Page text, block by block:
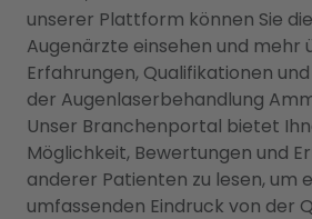
unserer Plattform können Sie
Augenärzte einsehen und mehr
Erfahrungen, Qualifikationen
der Augenlaserbehandlung
Unser Branchenportal bietet
Möglichkeit, Bewertungen und
anderer Patienten zu lesen, um
umfassenden Eindruck von der